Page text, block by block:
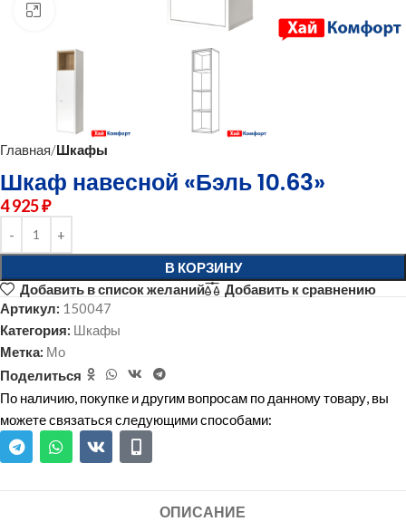
Главная Шкафы
Шкаф навесной «Бэль 10.63»
4 925₽
В КОРЗИНУ
Добавить в список желаний
Добавить к сравнению
Артикул: 150047
Категория: Шкафы
Метка: Мо
Поделиться
По наличию, покупке и другим вопросам по данному товару, вы
можете связаться следующими способами:
ОПИСАНИЕ